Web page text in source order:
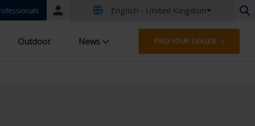
Portal
English - United Kingdom
Dutch - Belgium
French - Belgium
Dutch - Netherlands
Outdoor News FIND YOUR DEALER ›